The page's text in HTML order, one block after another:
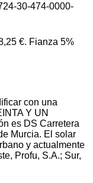
30-474-0000-
€. Fianza 5%
con una
Y UN
es DS Carretera
Murcia. El solar
y actualmente
Profu, S.A.; Sur,